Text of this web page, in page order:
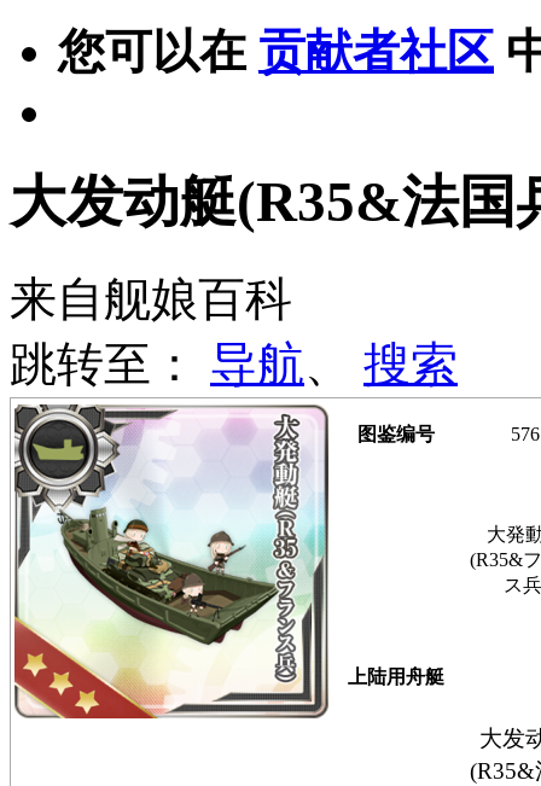
您可以在 贡献者社区
大发动艇(R35&法国
来自舰娘百科
跳转至： 导航、 搜索
图鉴编号 576
上陆用舟艇
大発
(R35&
ス
大发
(R35&